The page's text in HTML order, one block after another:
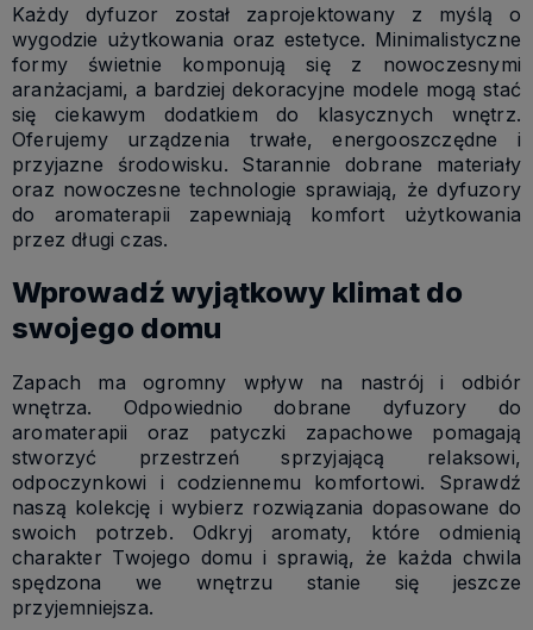
Każdy dyfuzor został zaprojektowany z myślą o
wygodzie użytkowania oraz estetyce. Minimalistyczne
formy świetnie komponują się z nowoczesnymi
aranżacjami, a bardziej dekoracyjne modele mogą stać
się ciekawym dodatkiem do klasycznych wnętrz.
Oferujemy urządzenia trwałe, energooszczędne i
przyjazne środowisku. Starannie dobrane materiały
oraz nowoczesne technologie sprawiają, że dyfuzory
do aromaterapii zapewniają komfort użytkowania
przez długi czas.
Wprowadź wyjątkowy klimat do
swojego domu
Zapach ma ogromny wpływ na nastrój i odbiór
wnętrza. Odpowiednio dobrane dyfuzory do
aromaterapii oraz patyczki zapachowe pomagają
stworzyć przestrzeń sprzyjającą relaksowi,
odpoczynkowi i codziennemu komfortowi. Sprawdź
naszą kolekcję i wybierz rozwiązania dopasowane do
swoich potrzeb. Odkryj aromaty, które odmienią
charakter Twojego domu i sprawią, że każda chwila
spędzona we wnętrzu stanie się jeszcze
przyjemniejsza.